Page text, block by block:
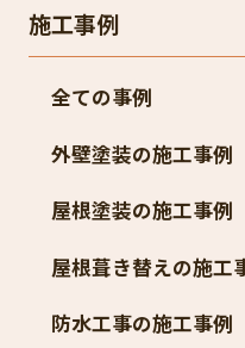
施工事例
全ての事例
外壁塗装の施工事例
屋根塗装の施工事例
屋根葺き替えの施工
防水工事の施工事例